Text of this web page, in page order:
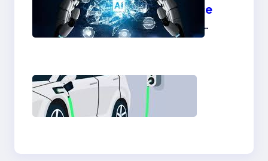
Artificial Intelligence
di Indonesia 2025:
Peluang, Regulasi,
Kendaraan Listrik
Indonesia 2025:
Transformasi